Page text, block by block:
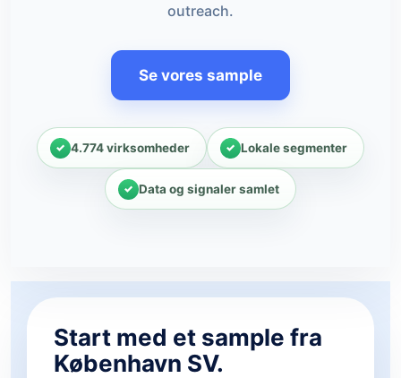
outreach.
Se vores sample
4.774 virksomheder Lokale segmenter
Data og signaler samlet
Start med et sample fra
København SV.